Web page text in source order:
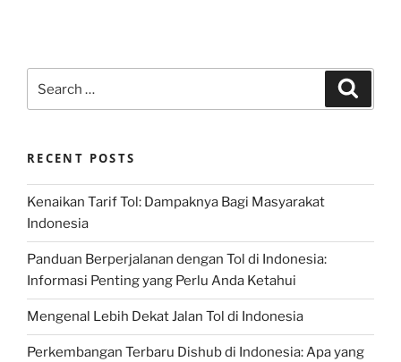
for:
RECENT POSTS
Kenaikan Tarif Tol: Dampaknya Bagi Masyarakat
Indonesia
Panduan Berperjalanan dengan Tol di Indonesia:
Informasi Penting yang Perlu Anda Ketahui
Mengenal Lebih Dekat Jalan Tol di Indonesia
Perkembangan Terbaru Dishub di Indonesia: Apa yang